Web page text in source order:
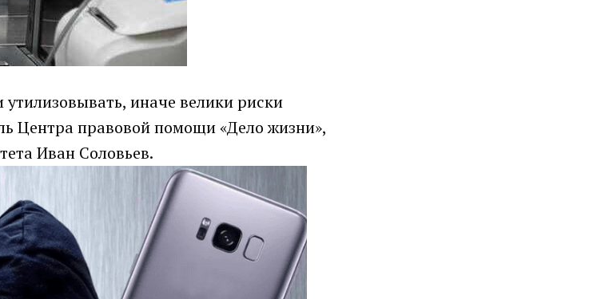
иначе велики риски
Центра правовой помощи «Дело жизни»,
Иван Соловьев.